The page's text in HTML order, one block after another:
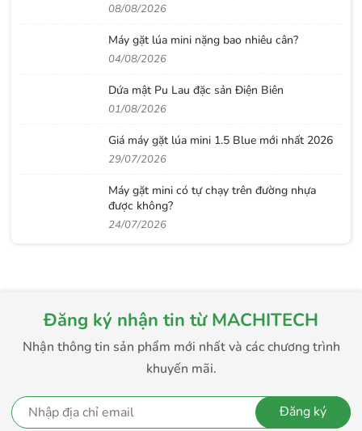
08/08/2026
Máy gặt lúa mini nặng bao nhiêu cân?
04/08/2026
Dứa mật Pu Lau đặc sản Điện Biên
01/08/2026
Giá máy gặt lúa mini 1.5 Blue mới nhất 2026
29/07/2026
Máy gặt mini có tự chạy trên đường nhựa
được không?
24/07/2026
Đăng ký nhận tin từ MACHITECH
Nhận thông tin sản phẩm mới nhất và các chương trình
khuyến mãi.
Đăng ký